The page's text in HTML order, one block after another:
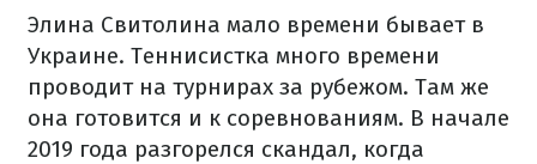
Элина Свитолина мало времени бывает в
Украине. Теннисистка много времени
проводит на турнирах за рубежом. Там же
она готовится и к соревнованиям. В начале
2019 года разгорелся скандал, когда